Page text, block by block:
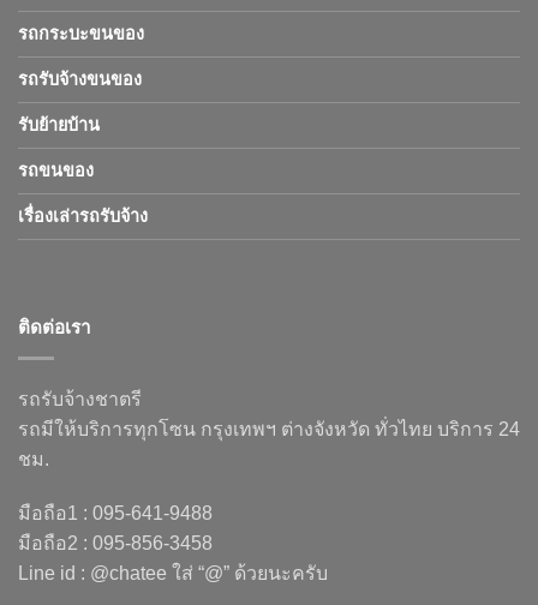
รถกระบะขนของ
รถรับจ้างขนของ
รับย้ายบ้าน
รถขนของ
เรื่องเล่ารถรับจ้าง
ติดต่อเรา
รถรับจ้างชาตรี
รถมีให้บริการทุกโซน กรุงเทพฯ ต่างจังหวัด ทั่วไทย บริการ 24
ชม.
มือถือ1 : 095-641-9488
มือถือ2 : 095-856-3458
Line id : @chatee ใส่ “@” ด้วยนะครับ